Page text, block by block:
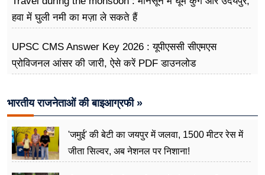
हवा में घुली नमी का मज़ा ले सकते हैं
UPSC CMS Answer Key 2026 : यूपीएससी सीएमएस
प्रोविजनल आंसर की जारी, ऐसे करें PDF डाउनलोड
भारतीय राजनेताओं की बाइआग्रफी »
'जमुई' की बेटी का जयपुर में जलवा, 1500 मीटर रेस में
जीता सिल्वर, अब नेशनल पर निशाना!